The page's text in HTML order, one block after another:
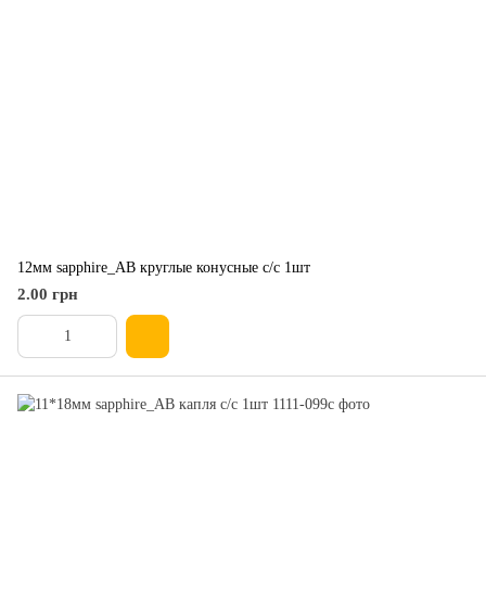
12мм sapphire_AB круглые конусные с/с 1шт
2.00 грн